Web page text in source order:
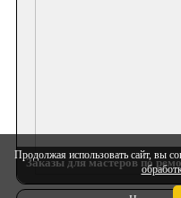
Продолжая использовать сайт, вы
Заказы для мастеров по